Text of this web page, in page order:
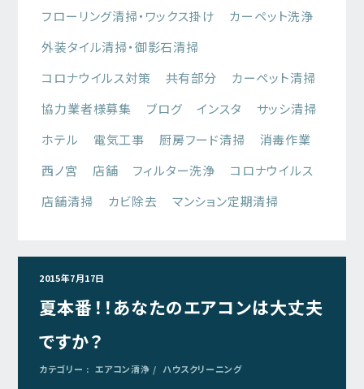
フローリング清掃・ワックス掛け
カーペット洗浄
外装タイル清掃・御影石清掃
コロナウイルス対策
共有部分
カーペット清掃
協力業者様募集
ブログ インスタ
サッシ清掃
ホテル
電気工事 厨房フード清掃
消毒作業
西ノ宮
店舗 フィルター洗浄
コロナウイルス
店舗清掃
カビ除去 マンション定期清掃
2015年7月17日
夏本番！！あなたのエアコンは大丈夫
ですか？
カテゴリー : エアコン清浄 ハウスクリーニング